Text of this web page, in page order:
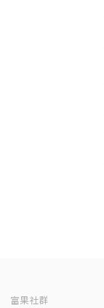
富果社群